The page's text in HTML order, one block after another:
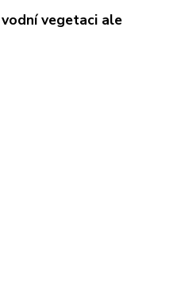
vegetaci ale